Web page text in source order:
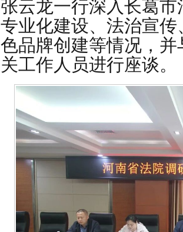
张云龙一行深入长葛
专业化建设、法治宣
色品牌创建等情况，
关工作人员进行座谈。